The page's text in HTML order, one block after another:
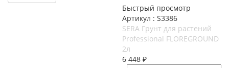
Быстрый просмотр
Артикул : S3386
SERA Грунт для растений
Professional FLOREGROUND
2л
6 448 ₽